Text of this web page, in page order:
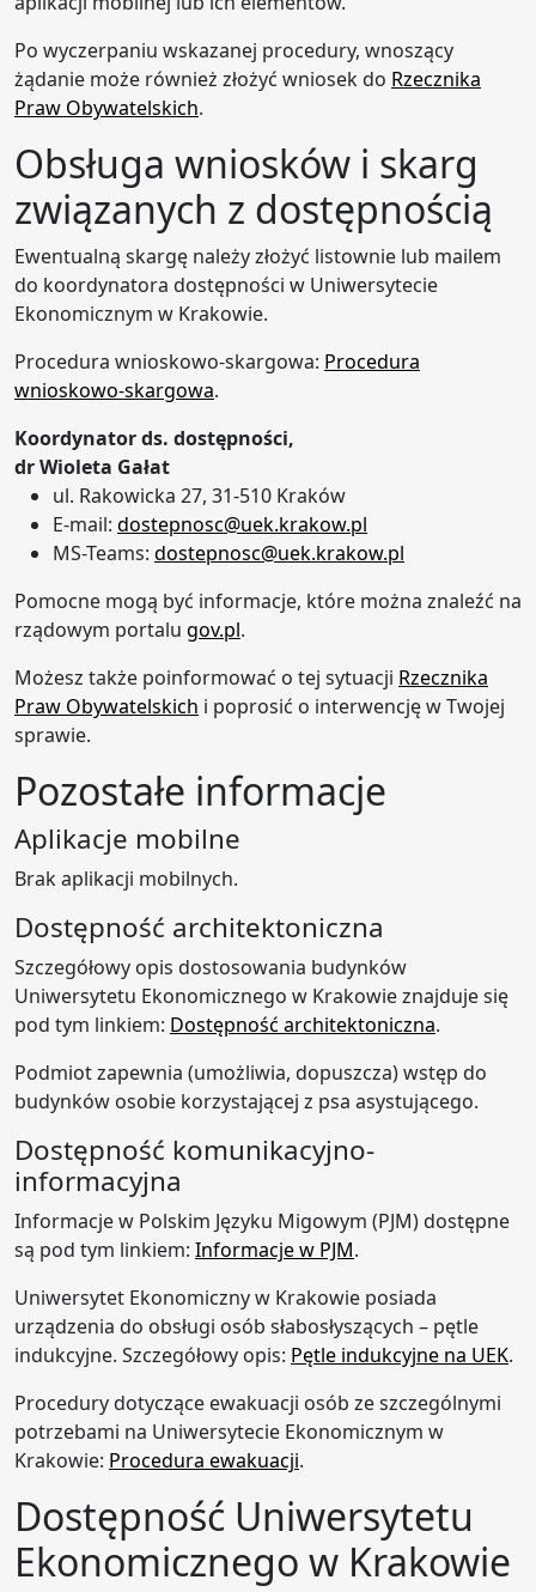
Po wyczerpaniu wskazanej procedury, wnoszący
żądanie może również złożyć wniosek do Rzecznika
Praw Obywatelskich.
Obsługa wniosków i skarg
związanych z dostępnością
Ewentualną skargę należy złożyć listownie lub mailem
do koordynatora dostępności w Uniwersytecie
Ekonomicznym w Krakowie.
Procedura wnioskowo-skargowa: Procedura
wnioskowo-skargowa.
Koordynator ds. dostępności,
dr Wioleta Gałat
ul. Rakowicka 27, 31-510 Kraków
E-mail: dostepnosc@uek.krakow.pl
MS-Teams: dostepnosc@uek.krakow.pl
Pomocne mogą być informacje, które można znaleźć na
rządowym portalu gov.pl.
Możesz także poinformować o tej sytuacji Rzecznika
Praw Obywatelskich i poprosić o interwencję w Twojej
sprawie.
Pozostałe informacje
Aplikacje mobilne
Brak aplikacji mobilnych.
Dostępność architektoniczna
Szczegółowy opis dostosowania budynków
Uniwersytetu Ekonomicznego w Krakowie znajduje się
pod tym linkiem: Dostępność architektoniczna.
Podmiot zapewnia (umożliwia, dopuszcza) wstęp do
budynków osobie korzystającej z psa asystującego.
Dostępność komunikacyjno-
informacyjna
Informacje w Polskim Języku Migowym (PJM) dostępne
są pod tym linkiem: Informacje w PJM.
Uniwersytet Ekonomiczny w Krakowie posiada
urządzenia do obsługi osób słabosłyszących – pętle
indukcyjne. Szczegółowy opis: Pętle indukcyjne na UEK.
Procedury dotyczące ewakuacji osób ze szczególnymi
potrzebami na Uniwersytecie Ekonomicznym w
Krakowie: Procedura ewakuacji.
Dostępność Uniwersytetu
Ekonomicznego w Krakowie